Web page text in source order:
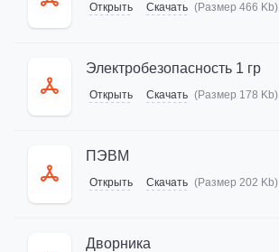
Открыть Скачать (Размер 466 Kb)
Электробезопасность 1 гр
Открыть Скачать (Размер 178 Kb)
ПЭВМ
Открыть Скачать (Размер 202 Kb)
Дворника